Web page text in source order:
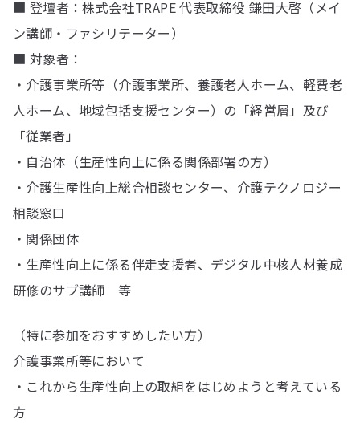
■ 登壇者：株式会社TRAPE 代表取締役 鎌田大啓（メイ
ン講師・ファシリテーター）
■ 対象者：
・介護事業所等（介護事業所、養護老人ホーム、軽費老
人ホーム、地域包括支援センター）の「経営層」及び
「従業者」
・自治体（生産性向上に係る関係部署の方）
・介護生産性向上総合相談センター、介護テクノロジー
相談窓口
・関係団体
・生産性向上に係る伴走支援者、デジタル中核人材養成
研修のサブ講師 等
（特に参加をおすすめしたい方）
介護事業所等において
・これから生産性向上の取組をはじめようと考えている
方